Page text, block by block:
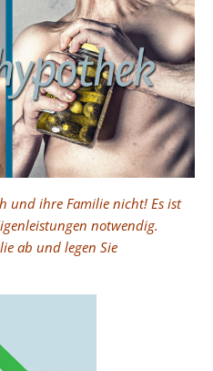
und ihre Familie nicht! Es ist
notwendig.
ab und legen Sie